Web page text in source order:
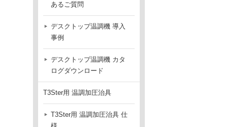
あるご質問
デスクトップ温調機 導入
事例
デスクトップ温調機 カタ
ログダウンロード
T3Ster用 温調加圧治具
T3Ster用 温調加圧治具 仕